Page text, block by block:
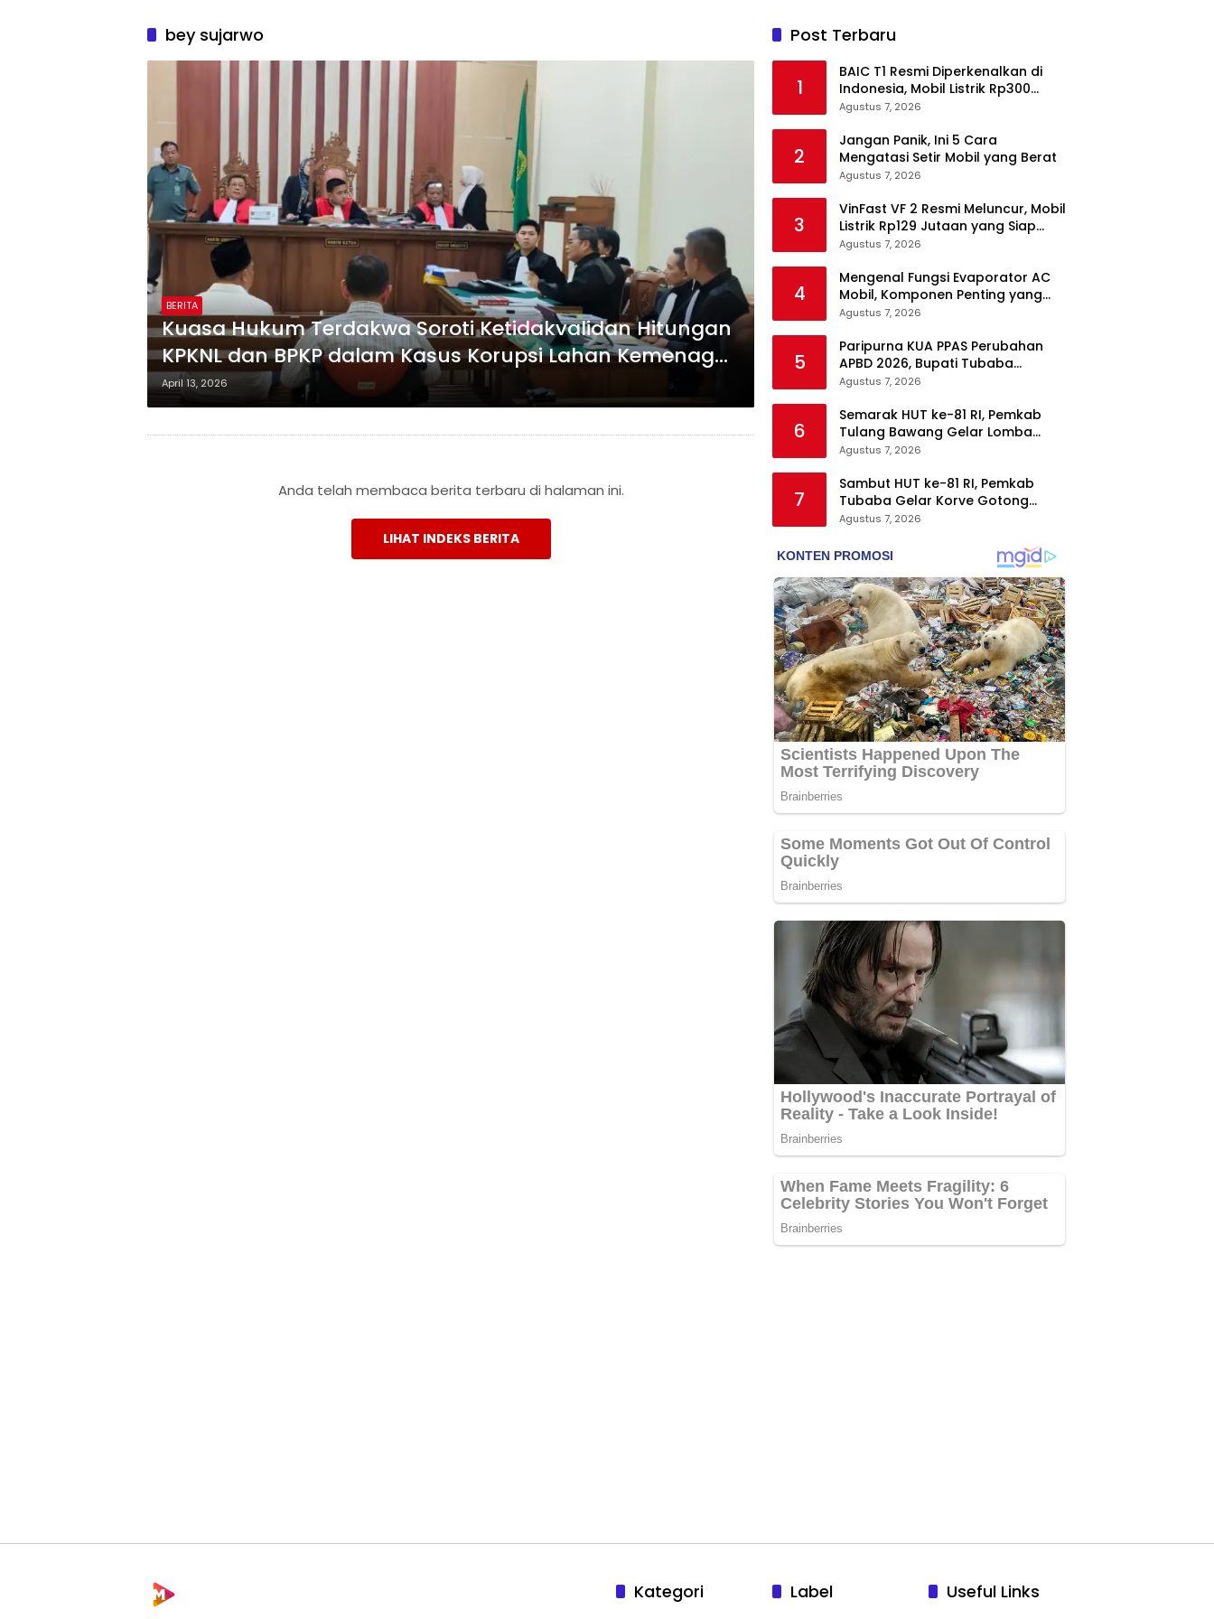
bey sujarwo
BERITA
Kuasa Hukum Terdakwa Soroti Ketidakvalidan Hitungan
KPKNL dan BPKP dalam Kasus Korupsi Lahan Kemenag
Natar
April 13, 2026
Anda telah membaca berita terbaru di halaman ini.
LIHAT INDEKS BERITA
Post Terbaru
1
BAIC T1 Resmi Diperkenalkan di
Indonesia, Mobil Listrik Rp300
Jutaan Siap Ramaikan Pasar EV
Agustus 7, 2026
2
Jangan Panik, Ini 5 Cara
Mengatasi Setir Mobil yang Berat
Agustus 7, 2026
3
VinFast VF 2 Resmi Meluncur, Mobil
Listrik Rp129 Jutaan yang Siap
Jadi Alternatif Pengganti Motor
Agustus 7, 2026
4
Mengenal Fungsi Evaporator AC
Mobil, Komponen Penting yang
Sering Terlupakan
Agustus 7, 2026
5
Paripurna KUA PPAS Perubahan
APBD 2026, Bupati Tubaba
Targetkan Pendapatan Daerah
Agustus 7, 2026
6
Semarak HUT ke-81 RI, Pemkab
Tulang Bawang Gelar Lomba
Senam Udang Manis
Agustus 7, 2026
7
Sambut HUT ke-81 RI, Pemkab
Tubaba Gelar Korve Gotong
Royong dan Bersih-Bersih
Agustus 7, 2026
Kategori Label Useful Links